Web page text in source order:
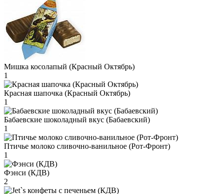
Мишка косолапый (Красный Октябрь)
1
Красная шапочка (Красный Октябрь)
1
Бабаевские шоколадный вкус (Бабаевский)
1
Птичье молоко сливочно-ванильное (Рот-Фронт)
1
Фэнси (КДВ)
2